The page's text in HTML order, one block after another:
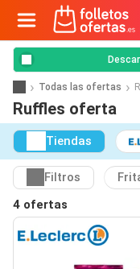
Todas las ofertas
Ruffles oferta
Tiendas
Filtros
4 ofertas